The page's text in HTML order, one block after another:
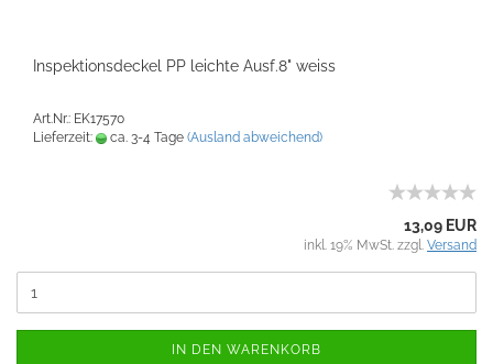
Inspektionsdeckel PP leichte Ausf.8" weiss
Art.Nr.: EK17570
Lieferzeit:
ca. 3-4 Tage (Ausland abweichend)
13,09 EUR
inkl. 19% MwSt. zzgl. Versand
IN DEN WARENKORB